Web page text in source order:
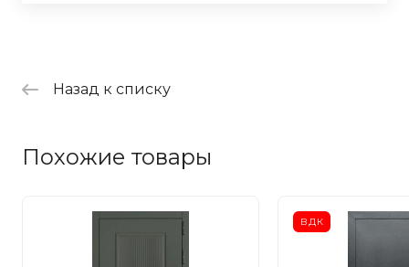
Назад к списку
Похожие товары
ВДК